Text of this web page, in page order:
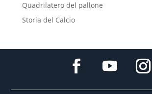
Quadrilatero del pallone
Storia del Calcio